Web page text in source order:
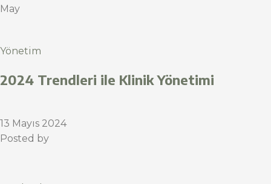
May
Yönetim
2024 Trendleri ile Klinik Yönetimi
13 Mayıs 2024
Posted by